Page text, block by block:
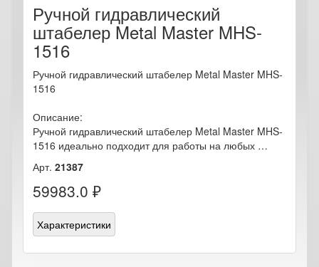
Ручной гидравлический
штабелер Metal Master MHS-
1516
Ручной гидравлический штабелер Metal Master MHS-
1516
Описание:
Ручной гидравлический штабелер Metal Master MHS-
1516 идеально подходит для работы на любых …
Арт. 21387
59983.0 ₽
Характеристики